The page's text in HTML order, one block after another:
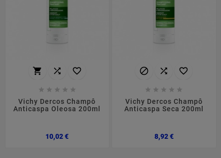
  
    
Vichy Dercos Champô
Anticaspa Oleosa 200ml
10,02 €Preço
  
    
Vichy Dercos Champô
Anticaspa Seca 200ml
8,92 €Preço